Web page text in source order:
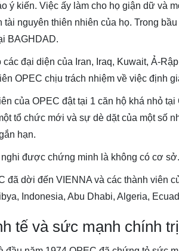
ý kiến. Việc ấy làm cho họ giận dữ và
tài nguyên thiên nhiên của họ. Trong
BAGHDAD.
đại diện của Iran, Iraq, Kuwait, Ả-
OPEC chịu trách nhiệm về việc định
của OPEC đật tại 1 căn hộ khá nhỏ
tổ chức mới và sự dè dặt của một số
hạn.
được chứng minh là không có cơ sở.
đã dời đến VIENNA và các thành viên
Indonesia, Abu Dhabi, Algeria,
tế và sức mạnh chính trị